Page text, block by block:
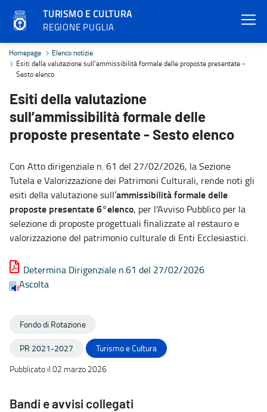
TURISMO E CULTURA
REGIONE PUGLIA
Esiti della valutazione sull’ammissibilità formale delle proposte
Homepage
Elenco notizie
Esiti della valutazione sull’ammissibilità formale delle proposte presentate -
Sesto elenco
Esiti della valutazione
sull’ammissibilità formale delle
proposte presentate - Sesto elenco
Con Atto dirigenziale n. 61 del 27/02/2026, la Sezione
Tutela e Valorizzazione dei Patrimoni Culturali, rende noti gli
esiti della valutazione sull’ammissibilità formale delle
proposte presentate6°elenco, per l'Avviso Pubblico per la
selezione di proposte progettuali finalizzate al restauro e
valorizzazione del patrimonio culturale di Enti Ecclesiastici.
Determina Dirigenziale n.61 del 27/02/2026
Ascolta
Fondo di Rotazione
PR 2021-2027
Turismo e Cultura
Pubblicato il 02 marzo 2026
Bandi e avvisi collegati